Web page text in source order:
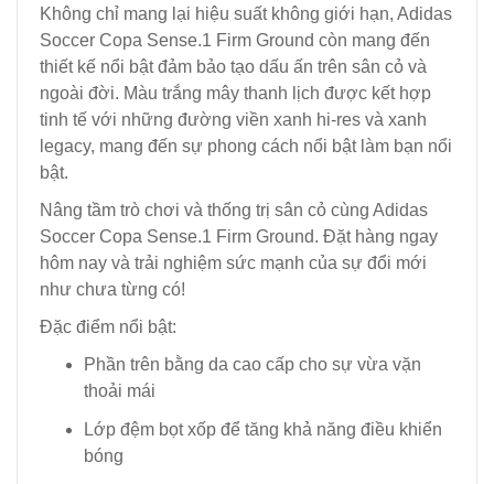
Không chỉ mang lại hiệu suất không giới hạn, Adidas
Soccer Copa Sense.1 Firm Ground còn mang đến
thiết kế nổi bật đảm bảo tạo dấu ấn trên sân cỏ và
ngoài đời. Màu trắng mây thanh lịch được kết hợp
tinh tế với những đường viền xanh hi-res và xanh
legacy, mang đến sự phong cách nổi bật làm bạn nổi
bật.
Nâng tầm trò chơi và thống trị sân cỏ cùng Adidas
Soccer Copa Sense.1 Firm Ground. Đặt hàng ngay
hôm nay và trải nghiệm sức mạnh của sự đổi mới
như chưa từng có!
Đặc điểm nổi bật:
Phần trên bằng da cao cấp cho sự vừa vặn
thoải mái
Lớp đệm bọt xốp để tăng khả năng điều khiển
bóng